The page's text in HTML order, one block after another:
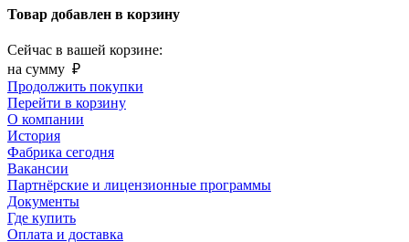
Товар добавлен в корзину
Сейчас в вашей корзине:
на сумму ₽
Продолжить покупки
Перейти в корзину
О компании
История
Фабрика сегодня
Вакансии
Партнёрские и лицензионные программы
Документы
Где купить
Оплата и доставка